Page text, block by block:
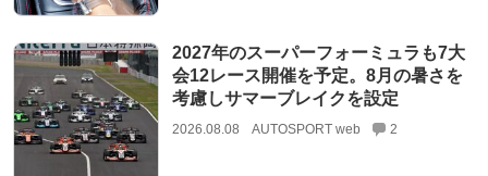
2027年のスーパーフォーミュラも7大
会12レース開催を予定。8月の暑さを
考慮しサマーブレイクを設定
2026.08.08 AUTOSPORT web 2